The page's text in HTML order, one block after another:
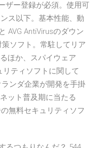
ザー登録が必須。使用可
ス以下。基本性能、動
AVG AntiVirusのダウン
ソフト。常駐してリア
ほか、スパイウェア
リティソフトに関して
ンダ企業が開発を手掛
ット普及期に当たる
無料セキュリティソフ